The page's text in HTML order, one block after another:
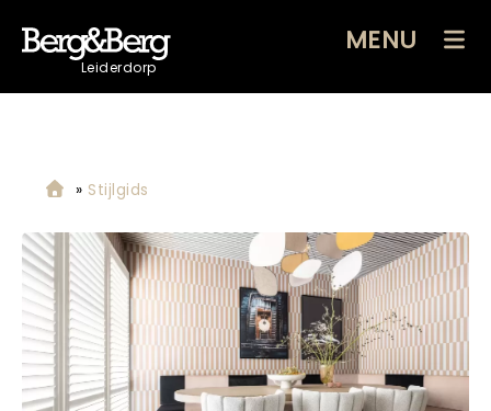
Leiderdorp
MENU
» Stijlgids